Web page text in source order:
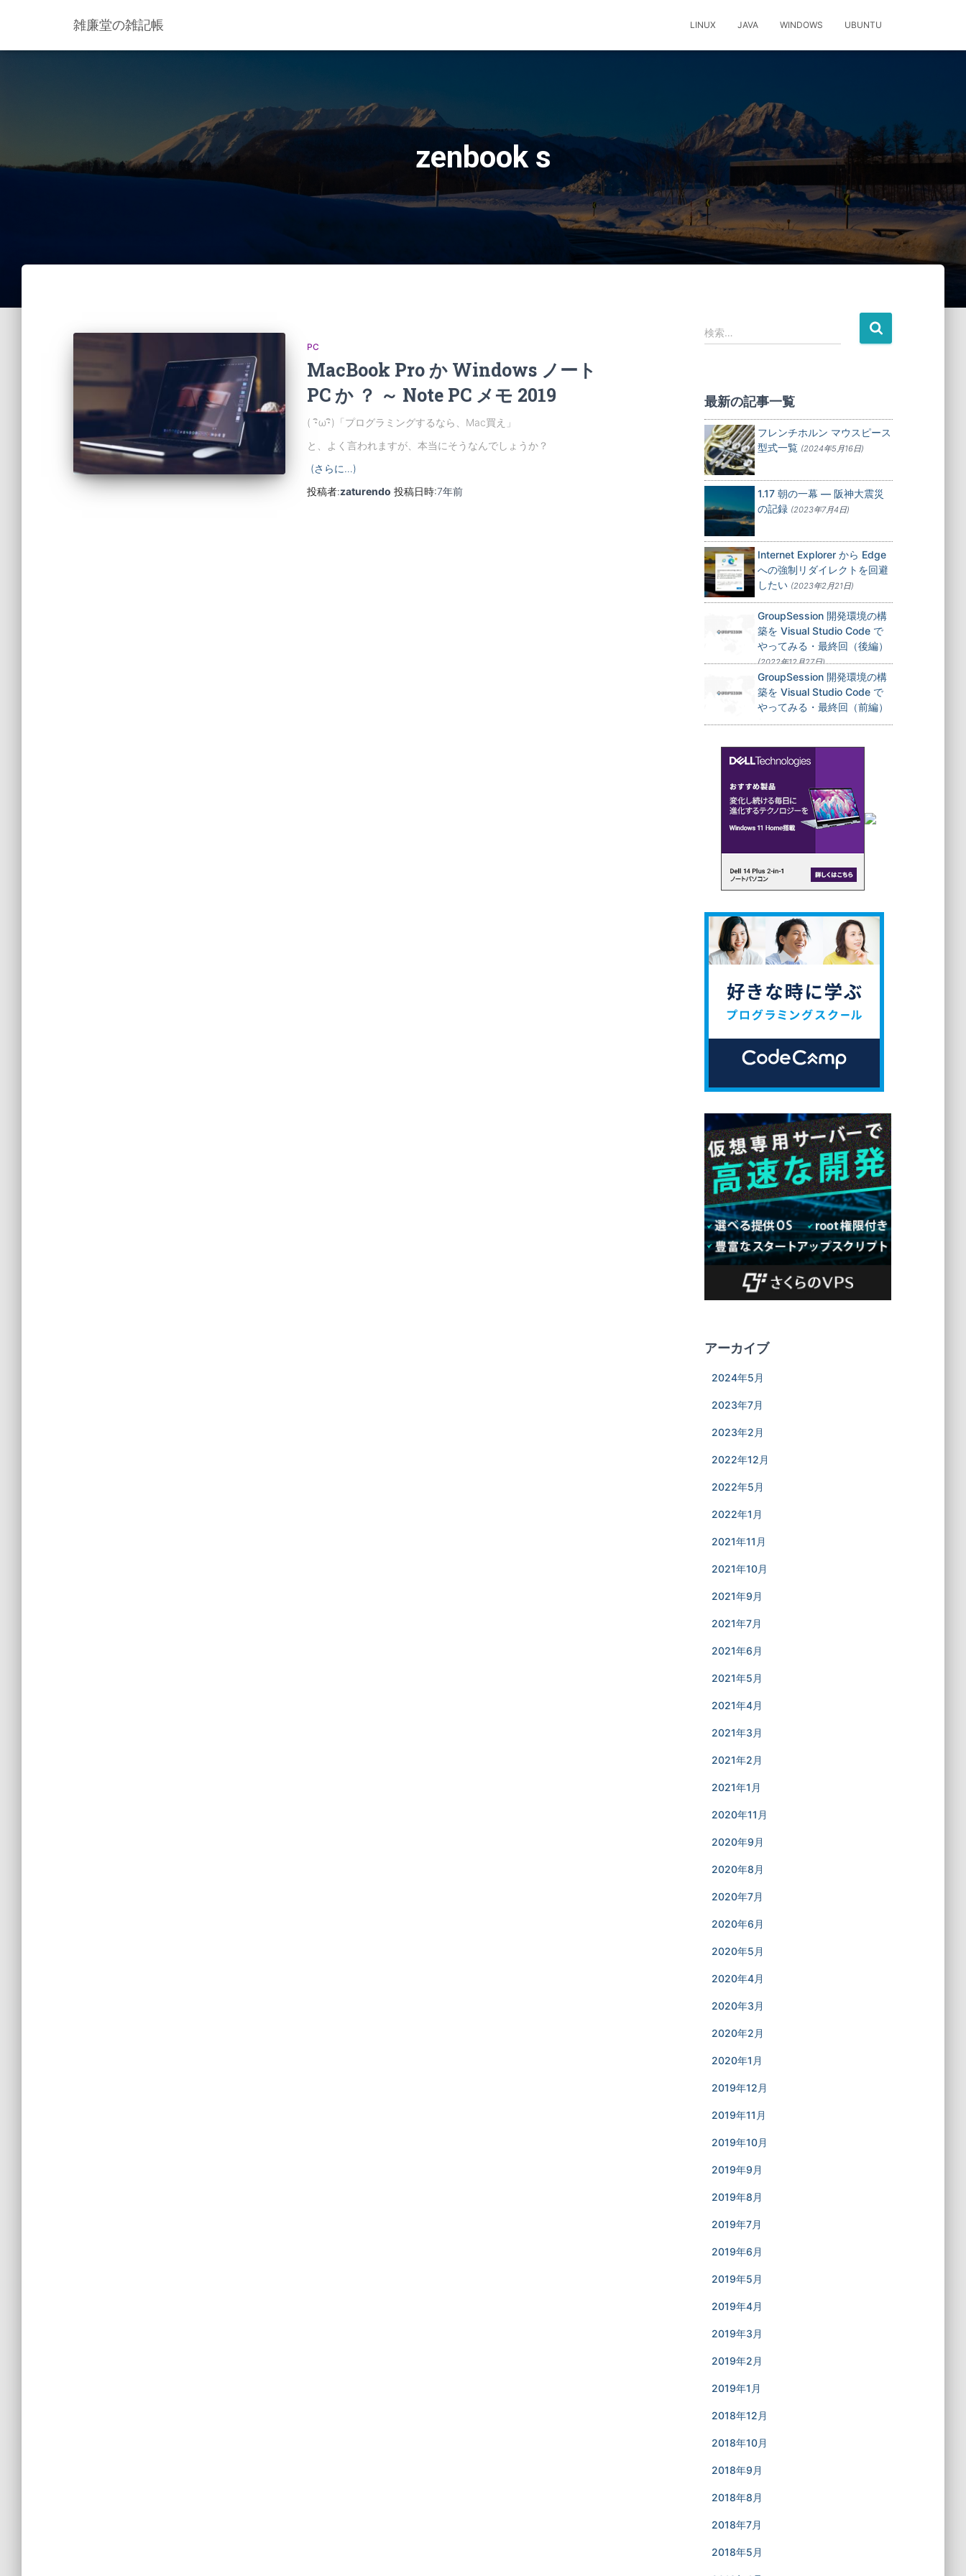
雑廉堂の雑記帳 LINUX JAVA WINDOWS UBUNTU
zenbook s
PC
MacBook Pro か Windows ノート
PC か ？ ～ Note PC メモ 2019
( ･ิω･ิ)「プログラミングするなら、Mac買え」
と、よく言われますが、本当にそうなんでしょうか？
(さらに…)
投稿者:zaturendo 投稿日時:7年前
検
索
検索…
最新の記事一覧
フレンチホルン マウスピース
型式一覧 (2024年5月16日)
1.17 朝の一幕 — 阪神大震災
の記録 (2023年7月4日)
Internet Explorer から Edge
への強制リダイレクトを回避
したい (2023年2月21日)
GroupSession 開発環境の構
築を Visual Studio Code で
やってみる・最終回（後編）
(2022年12月27日)
GroupSession 開発環境の構
築を Visual Studio Code で
やってみる・最終回（前編）
(2022年12月24日)
アーカイブ
2024年5月
2023年7月
2023年2月
2022年12月
2022年5月
2022年1月
2021年11月
2021年10月
2021年9月
2021年7月
2021年6月
2021年5月
2021年4月
2021年3月
2021年2月
2021年1月
2020年11月
2020年9月
2020年8月
2020年7月
2020年6月
2020年5月
2020年4月
2020年3月
2020年2月
2020年1月
2019年12月
2019年11月
2019年10月
2019年9月
2019年8月
2019年7月
2019年6月
2019年5月
2019年4月
2019年3月
2019年2月
2019年1月
2018年12月
2018年10月
2018年9月
2018年8月
2018年7月
2018年5月